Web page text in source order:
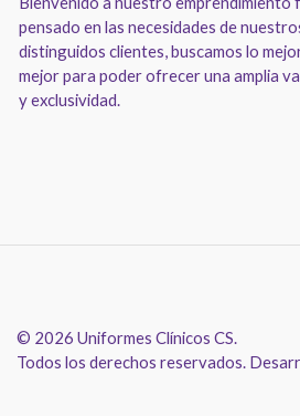
pensado en las necesidades de
distinguidos clientes, buscamos lo
mejor para poder ofrecer una amplia
y exclusividad.
© 2026 Uniformes Clínicos CS.
Todos los derechos reservados.